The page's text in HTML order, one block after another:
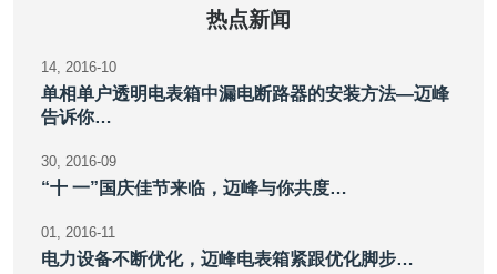
热点新闻
14 2016-10
单相单户透明电表箱中漏电断路器的安装方法—迈峰
告诉你…
30 2016-09
“十 一”国庆佳节来临，迈峰与你共度…
01 2016-11
电力设备不断优化，迈峰电表箱紧跟优化脚步…